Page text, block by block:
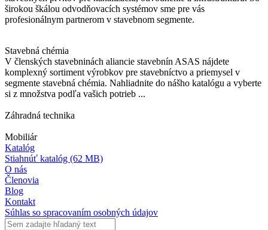
širokou škálou odvodňovacích systémov sme pre vás
profesionálnym partnerom v stavebnom segmente.
Stavebná chémia
V členských stavebninách aliancie stavebnín ASAS nájdete
komplexný sortiment výrobkov pre stavebníctvo a priemysel v
segmente stavebná chémia. Nahliadnite do nášho katalógu a vyberte
si z množstva podľa vašich potrieb ...
Záhradná technika
Mobiliár
Katalóg
Stiahnúť katalóg (62 MB)
O nás
Členovia
Blog
Kontakt
Súhlas so spracovaním osobných údajov